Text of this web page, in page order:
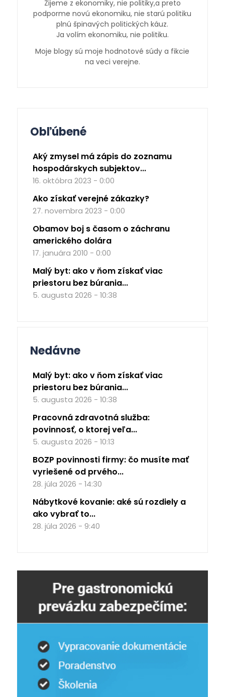
Žijeme z ekonomiky, nie politiky,a preto
podporme novú ekonomiku, nie starú politiku
plnú špinavých politických káuz.
Ja volím ekonomiku, nie politiku.
Moje blogy sú moje hodnotové súdy a fikcie
na veci verejne.
Obľúbené
Aký zmysel má zápis do zoznamu
hospodárskych subjektov...
16. októbra 2023 - 0:00
Ako získať verejné zákazky?
27. novembra 2023 - 0:00
Obamov boj s časom o záchranu
amerického dolára
17. januára 2010 - 0:00
Malý byt: ako v ňom získať viac
priestoru bez búrania...
5. augusta 2026 - 10:38
Nedávne
Malý byt: ako v ňom získať viac
priestoru bez búrania...
5. augusta 2026 - 10:38
Pracovná zdravotná služba:
povinnosť, o ktorej veľa...
5. augusta 2026 - 10:13
BOZP povinnosti firmy: čo musíte mať
vyriešené od prvého...
28. júla 2026 - 14:30
Nábytkové kovanie: aké sú rozdiely a
ako vybrať to...
28. júla 2026 - 9:40